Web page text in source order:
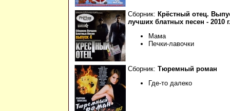
Сборник: Крёстный отец.
лучших блатных песен - 2010
Мама
Печки-лавочки
Сборник: Тюремный роман
Где-то далеко